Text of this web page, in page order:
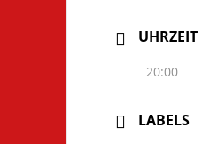
UHRZEIT
20:00
LABELS